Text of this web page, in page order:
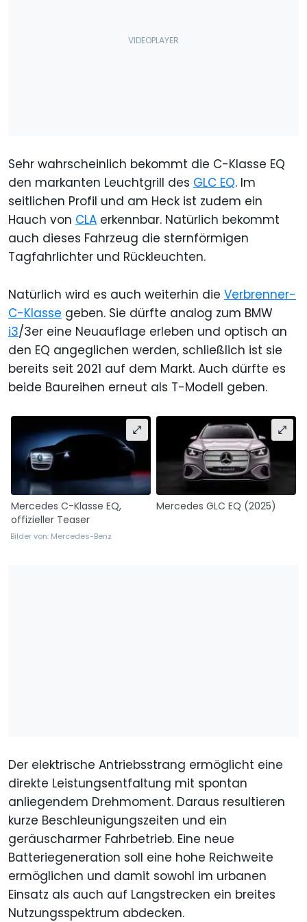
Sehr wahrscheinlich bekommt die C-Klasse EQ
den markanten Leuchtgrill des GLC EQ. Im
seitlichen Profil und am Heck ist zudem ein
Hauch von CLA erkennbar. Natürlich bekommt
auch dieses Fahrzeug die sternförmigen
Tagfahrlichter und Rückleuchten.
Natürlich wird es auch weiterhin die Verbrenner-
C-Klasse geben. Sie dürfte analog zum BMW
i3/3er eine Neuauflage erleben und optisch an
den EQ angeglichen werden, schließlich ist sie
bereits seit 2021 auf dem Markt. Auch dürfte es
beide Baureihen erneut als T-Modell geben.
Mercedes C-Klasse EQ,
offizieller Teaser
Mercedes GLC EQ (2025)
Bilder von: Mercedes-Benz
Der elektrische Antriebsstrang ermöglicht eine
direkte Leistungsentfaltung mit spontan
anliegendem Drehmoment. Daraus resultieren
kurze Beschleunigungszeiten und ein
geräuscharmer Fahrbetrieb. Eine neue
Batteriegeneration soll eine hohe Reichweite
ermöglichen und damit sowohl im urbanen
Einsatz als auch auf Langstrecken ein breites
Nutzungsspektrum abdecken.